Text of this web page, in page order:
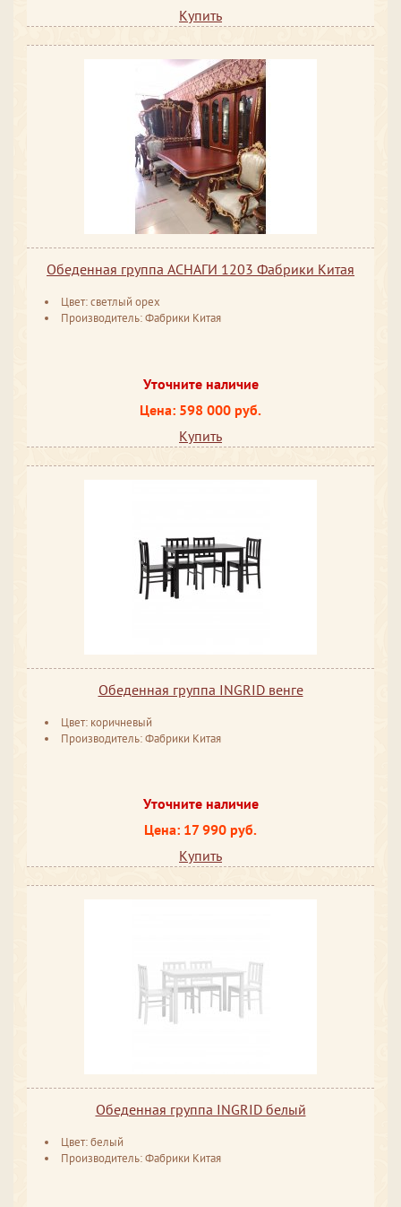
Купить
Обеденная группа АСНАГИ 1203 Фабрики Китая
Цвет: светлый орех
Производитель: Фабрики Китая
Уточните наличие
Цена: 598 000 руб.
Купить
Обеденная группа INGRID венге
Цвет: коричневый
Производитель: Фабрики Китая
Уточните наличие
Цена: 17 990 руб.
Купить
Обеденная группа INGRID белый
Цвет: белый
Производитель: Фабрики Китая